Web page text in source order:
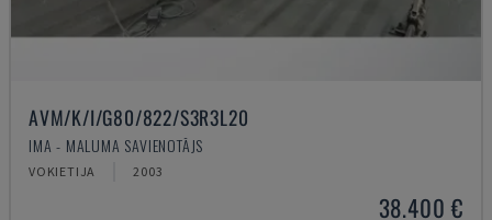
AVM/K/I/G80/822/S3R3L20
IMA - MALUMA SAVIENOTĀJS
VOKIETIJA 2003
38.400 €